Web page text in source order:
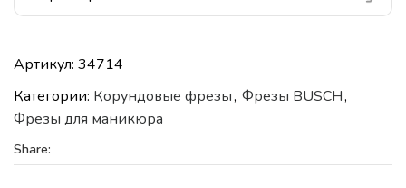
Артикул: 34714
Категории: Корундовые фрезы, Фрезы BUSCH,
Фрезы для маникюра
Share: